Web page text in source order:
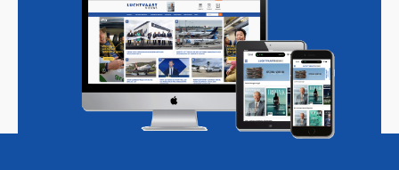
Magazine Podcasts Vacatures